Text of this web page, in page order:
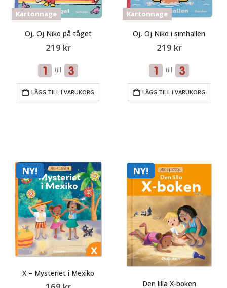
Kartonnage
Oj, Oj Niko på tåget
219 kr
till
LÄGG TILL I VARUKORG
Kartonnage
Oj, Oj Niko i simhallen
219 kr
till
LÄGG TILL I VARUKORG
NY!
X – Mysteriet i Mexiko
NY!
Den lilla X-boken